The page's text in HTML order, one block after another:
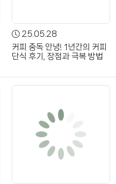
25.05.28
커피 중독 안녕! 1년간의 커피
단식 후기, 장점과 극복 방법